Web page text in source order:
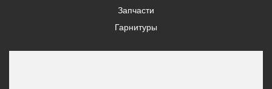
Запчасти
Гарнитуры